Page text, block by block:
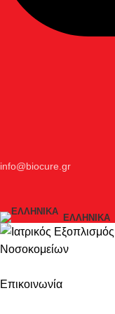
info@biocure.gr
ΕΛΛΗΝΙΚΆ
Επικοινωνία